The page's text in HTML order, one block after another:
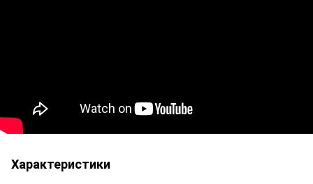
Характеристики